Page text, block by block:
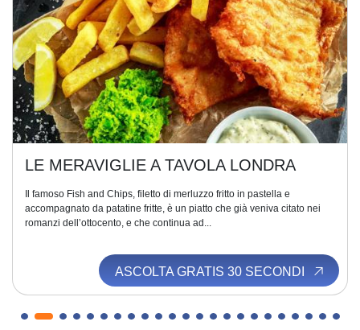
LE MERAVIGLIE A TAVOLA LONDRA
Il famoso Fish and Chips, filetto di merluzzo fritto in pastella e
accompagnato da patatine fritte, è un piatto che già veniva citato nei
romanzi dell’ottocento, e che continua ad...
ASCOLTA GRATIS 30 SECONDI